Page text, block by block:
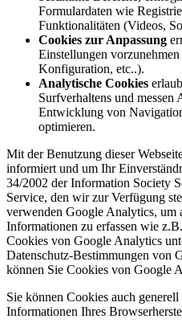
Formulardaten wie
Funktionalitäten (Videos,
Cookies zur Anpassung
Einstellungen
Konfiguration, etc..).
Analytische Cookies
Surfverhaltens und
Entwicklung von
optimieren.
Mit der Benutzung dieser
informiert und um Ihr
34/2002 der Information Society
Service, den wir zur Verfügung
verwenden Google Analytics, um
Informationen zu erfassen wie
Cookies von Google Analytics
Datenschutz-Bestimmungen von
können Sie Cookies von Google
Sie können Cookies auch
Informationen Ihres